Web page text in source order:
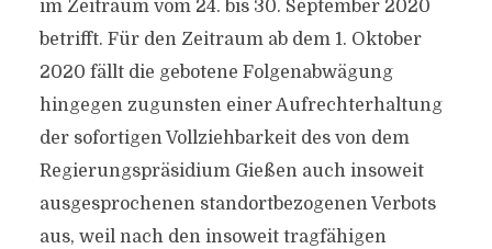
im Zeitraum vom 24. bis 30. September 2020
betrifft. Für den Zeitraum ab dem 1. Oktober
2020 fällt die gebotene Folgenabwägung
hingegen zugunsten einer Aufrechterhaltung
der sofortigen Vollziehbarkeit des von dem
Regierungspräsidium Gießen auch insoweit
ausgesprochenen standortbezogenen Verbots
aus, weil nach den insoweit tragfähigen